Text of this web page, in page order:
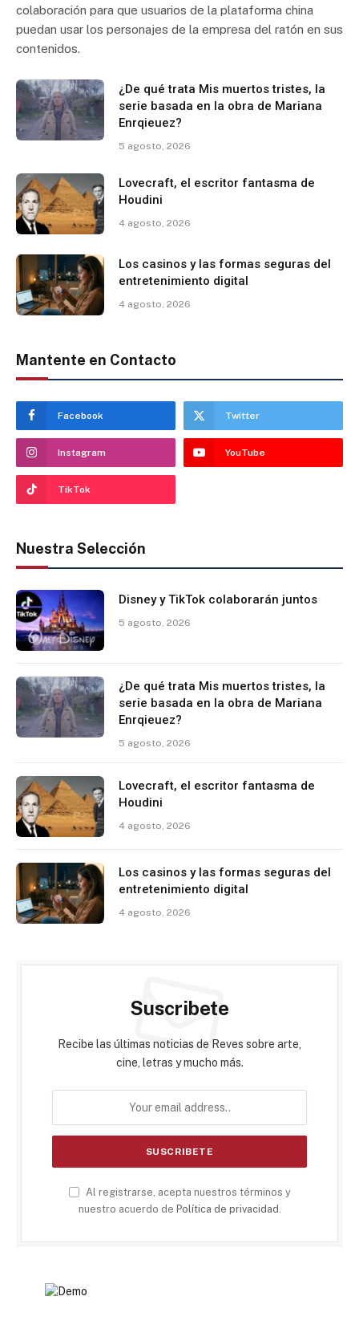
colaboración para que usuarios de la plataforma china
puedan usar los personajes de la empresa del ratón en sus
contenidos.
¿De qué trata Mis muertos tristes, la
serie basada en la obra de Mariana
Enrqieuez?
5 agosto, 2026
Lovecraft, el escritor fantasma de
Houdini
4 agosto, 2026
Los casinos y las formas seguras del
entretenimiento digital
4 agosto, 2026
Mantente en Contacto
Facebook Twitter
Instagram YouTube
TikTok
Nuestra Selección
Disney y TikTok colaborarán juntos
5 agosto, 2026
¿De qué trata Mis muertos tristes, la
serie basada en la obra de Mariana
Enrqieuez?
5 agosto, 2026
Lovecraft, el escritor fantasma de
Houdini
4 agosto, 2026
Los casinos y las formas seguras del
entretenimiento digital
4 agosto, 2026
Suscribete
Recibe las últimas noticias de Reves sobre arte,
cine, letras y mucho más.
Al registrarse, acepta nuestros términos y
nuestro acuerdo de Política de privacidad .